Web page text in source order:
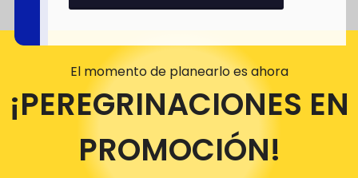
El momento de planearlo es ahora
¡PEREGRINACIONES EN
PROMOCIÓN!